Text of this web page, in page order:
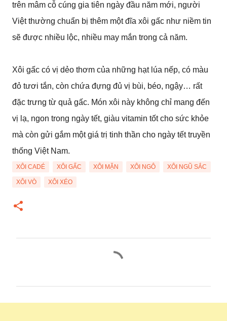
trên mâm cỗ cúng gia tiên ngày đầu năm mới, người
Việt thường chuẩn bị thêm một đĩa xôi gấc như niềm tin
sẽ được nhiều lộc, nhiều may mắn trong cả năm.
Xôi gấc có vị dẻo thơm của những hạt lúa nếp, có màu
đỏ tươi tắn, còn chứa đựng đủ vị bùi, béo, ngậy… rất
đặc trưng từ quả gấc. Món xôi này không chỉ mang đến
vị lạ, ngon trong ngày tết, giàu vitamin tốt cho sức khỏe
mà còn gửi gắm một giá trị tinh thần cho ngày tết truyền
thống Việt Nam.
XÔI CADÉ XÔI GẤC XÔI MẶN XÔI NGÔ XÔI NGŨ SẮC
XÔI VÒ XÔI XÉO